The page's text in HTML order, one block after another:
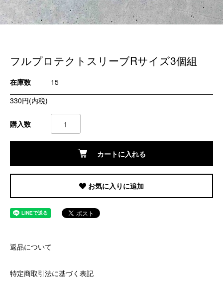
フルプロテクトスリーブRサイズ3個組
在庫数
15
330円(内税)
購入数
カートに入れる
お気に入りに追加
返品について
特定商取引法に基づく表記